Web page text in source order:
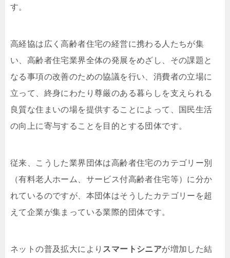
す。
高経協は広く高齢者住宅の経営に携わる人たちが集
い、高齢者住宅業界全体の発展をめざし、その課題と
なる事項の改善のための協議を行い、消費者の立場に
立って、終身にわたり尊厳のある暮らしを支えられる
良質な住まいの場を提供することによって、国民生活
の向上に寄与することを目的とする団体です。
従来、こうした業界団体は高齢者住宅のカテゴリー別
（有料老人ホーム、サービス付高齢者住宅等）に分か
れているのですが、本団体はそうしたカテゴリーを超
えて企業が集まっている業際的団体です。
ネットの普及拡大により スマートシニアが増加した結